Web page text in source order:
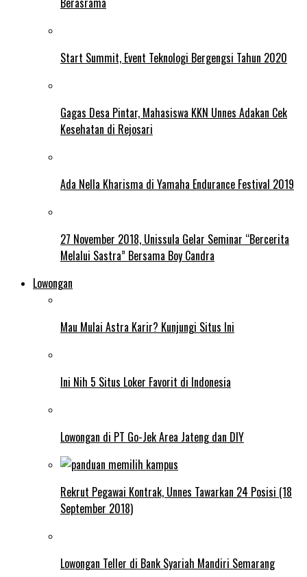
Start Summit, Event Teknologi Bergengsi Tahun 2020
Gagas Desa Pintar, Mahasiswa KKN Unnes Adakan Cek
Kesehatan di Rejosari
Ada Nella Kharisma di Yamaha Endurance Festival 2019
27 November 2018, Unissula Gelar Seminar “Bercerita
Melalui Sastra” Bersama Boy Candra
Lowongan
Mau Mulai Astra Karir? Kunjungi Situs Ini
Ini Nih 5 Situs Loker Favorit di Indonesia
Lowongan di PT Go-Jek Area Jateng dan DIY
Rekrut Pegawai Kontrak, Unnes Tawarkan 24 Posisi (18
September 2018)
Lowongan Teller di Bank Syariah Mandiri Semarang